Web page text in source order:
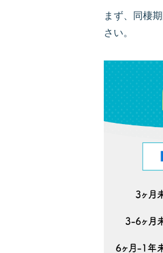
まず、同棲
さい。